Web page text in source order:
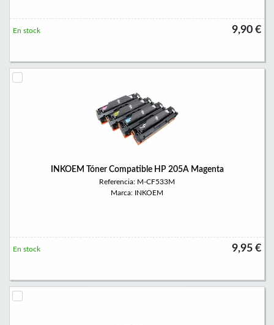
9,90 €
En stock
INKOEM Tóner Compatible HP 205A Magenta
Referencia: M-CF533M
Marca: INKOEM
9,95 €
En stock